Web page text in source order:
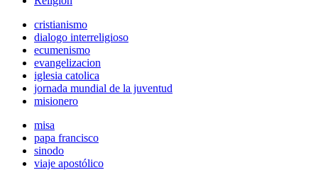
cristianismo
dialogo interreligioso
ecumenismo
evangelizacion
iglesia catolica
jornada mundial de la juventud
misionero
misa
papa francisco
sinodo
viaje apostólico